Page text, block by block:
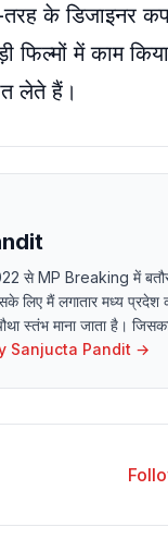
के डिजाइनर
फिल्मों में काम
लेते हैं।
से MP Breaking में
लिए मैं लगातार मध्य
स्तंभ माना जाता है।
Sanjucta Pandit →